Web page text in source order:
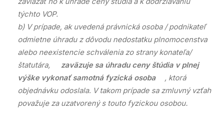
týchto VOP.
b) V prípade, ak uvedená právnická osoba / podnikateľ
odmietne úhradu z dôvodu nedostatku plnomocenstva
alebo neexistencie schválenia zo strany konateľa/
štatutára,
zaväzuje sa úhradu ceny štúdia v plnej
výške vykonať samotná fyzická osoba
, ktorá
objednávku odoslala. V takom prípade sa zmluvný vzťah
považuje za uzatvorený s touto fyzickou osobou.